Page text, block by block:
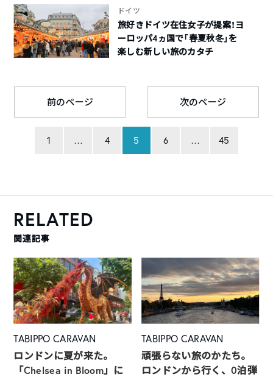
ドイツ
旅好きドイツ在住女子が提案！ヨ
ーロッパ4ヵ国で「春夏秋冬」を
楽しむ新しい旅のカタチ
前のページ
1 … 4 5 6 … 45
次のページ
RELATED
関連記事
TABIPPO CARAVAN
ロンドンに夏が来た。
「Chelsea in Bloom」に
TABIPPO CARAVAN
頑張らない旅のかたち。
ロンドンから行く、0泊弾